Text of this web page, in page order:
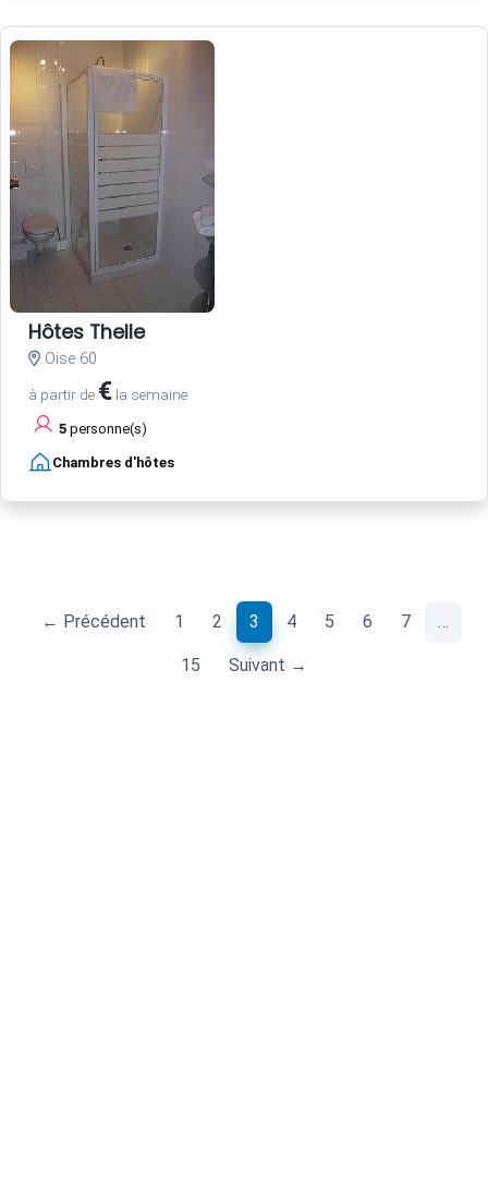
Hôtes Thelle
Oise 60
à partir de € la semaine
5 personne(s)
Chambres d'hôtes
← Précédent 1 2 3 (current)
4 5 6 7 …
15 Suivant →